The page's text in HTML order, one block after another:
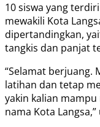
10 siswa yang
mewakili Kota
dipertandingkan,
tangkis dan panjat
“Selamat berjuang.
latihan dan tetap
yakin kalian
nama Kota